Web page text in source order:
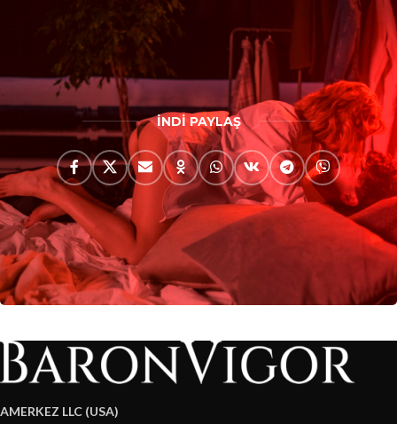
İNDİ PAYLAŞ
AMERKEZ LLC (USA)